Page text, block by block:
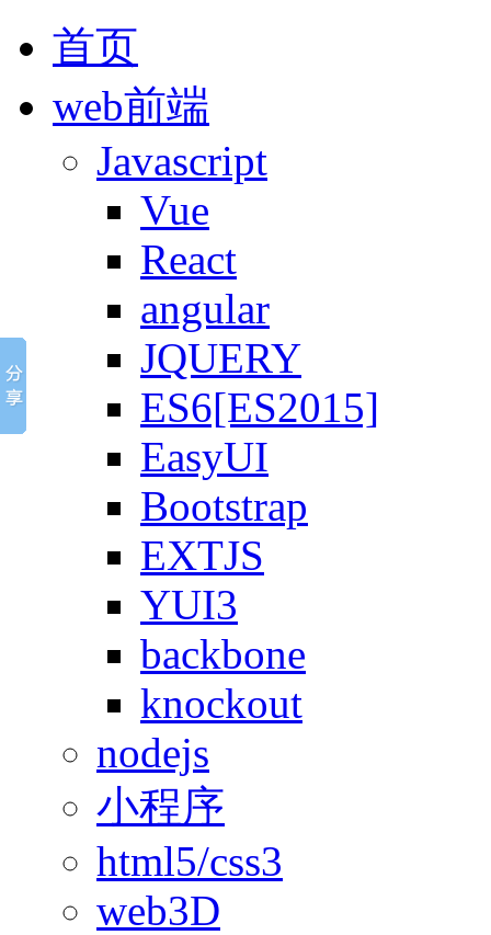
首页
web前端
Javascript
Vue
React
angular
JQUERY
ES6[ES2015]
EasyUI
Bootstrap
EXTJS
YUI3
backbone
knockout
nodejs
小程序
html5/css3
web3D